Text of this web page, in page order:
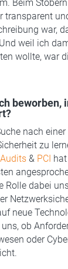
Beim
transparent
war,
weil ich
wollte, war
beworben,
nach
zu
& PCI
dabei
neue
ob
oder